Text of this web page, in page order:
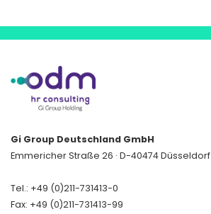
Gi Group Deutschland GmbH
Emmericher Straße 26 · D-40474 Düsseldorf
Tel.: +49 (0)211-731413-0
Fax: +49 (0)211-731413-99